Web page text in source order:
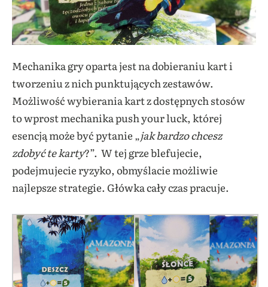
Mechanika gry oparta jest na dobieraniu kart i
tworzeniu z nich punktujących zestawów.
Możliwość wybierania kart z dostępnych stosów
to wprost mechanika push your luck, której
esencją może być pytanie „jak bardzo chcesz
zdobyć te karty?”. W tej grze blefujecie,
podejmujecie ryzyko, obmyślacie możliwie
najlepsze strategie. Główka cały czas pracuje.